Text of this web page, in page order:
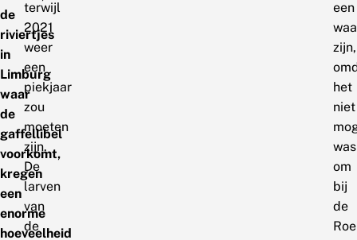
de
riviertjes
in
Limburg
waar
de
gaffellibel
voorkomt,
kregen
een
enorme
hoeveelheid
terwijl
2021
weer
een
piekjaar
zou
moeten
zijn.
De
larven
van
de
een
zijn,
het
niet
was
om
bij
de